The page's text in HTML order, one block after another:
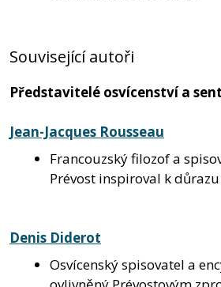
Související autoři
Představitelé osvícenství a
Jean-Jacques Rousseau
Francouzský filozof a
Prévost inspiroval k
Denis Diderot
Osvícenský spisovatel a